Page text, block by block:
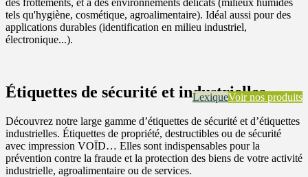
tels qu'hygiène, cosmétique, agroalimentaire). Idéal aussi pour des
applications durables (identification en milieu industriel,
électronique...).
LexiqueVoir nos produits
Étiquettes de sécurité et industrielles
Découvrez notre large gamme d’étiquettes de sécurité et d’étiquettes
industrielles. Étiquettes de propriété, destructibles ou de sécurité
avec impression VOÏD… Elles sont indispensables pour la
prévention contre la fraude et la protection des biens de votre activité
industrielle, agroalimentaire ou de services.